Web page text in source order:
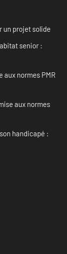
un projet solide
senior :
aux normes PMR
aux normes
handicapé :